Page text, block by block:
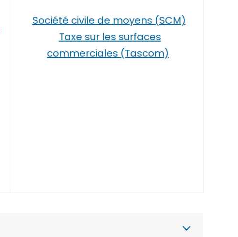
Société civile de moyens (SCM)
Taxe sur les surfaces
commerciales (Tascom)